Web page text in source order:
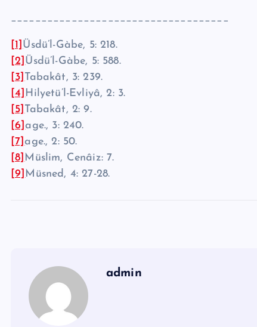
____________________________________
[1] Üsdü’l-Gàbe, 5: 218.
[2] Üsdü’l-Gàbe, 5: 588.
[3] Tabakât, 3: 239.
[4] Hilyetü’l-Evliyâ, 2: 3.
[5] Tabakât, 2: 9.
[6]age., 3: 240.
[7]age., 2: 50.
[8] Müslim, Cenâiz: 7.
[9] Müsned, 4: 27-28.
admin